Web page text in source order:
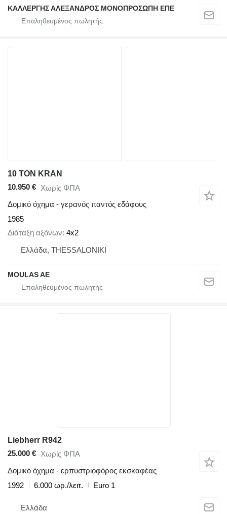
ΚΑΛΛΕΡΓΗΣ ΑΛΕΞΑΝΔΡΟΣ ΜΟΝΟΠΡΟΣΩΠΗ ΕΠΕ
10 TON KRAN
10.950 € Χωρίς ΦΠΑ
Δομικό όχημα - γερανός παντός εδάφους
1985
Διάταξη αξόνων 4x2
Ελλάδα, THESSALONIKI
MOULAS AE
Liebherr R942
25.000 € Χωρίς ΦΠΑ
Δομικό όχημα - ερπυστριοφόρος εκσκαφέας
1992
6.000 ωρ./λειτ. Euro 1
Ελλάδα